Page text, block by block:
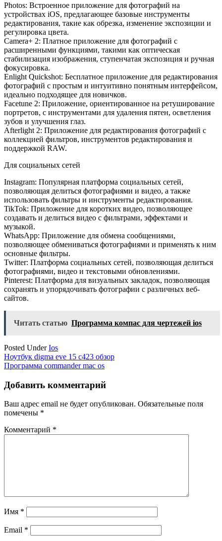
Photos: Встроенное приложение для фотографий на
устройствах iOS, предлагающее базовые инструменты
редактирования, такие как обрезка, изменение экспозиции и
регулировка цвета.
Camera+ 2: Платное приложение для фотографий с
расширенными функциями, такими как оптическая
стабилизация изображения, ступенчатая экспозиция и ручная
фокусировка.
Enlight Quickshot: Бесплатное приложение для редактирования
фотографий с простым и интуитивно понятным интерфейсом,
идеально подходящее для новичков.
Facetune 2: Приложение, ориентированное на ретуширование
портретов, с инструментами для удаления пятен, осветления
зубов и улучшения глаз.
Afterlight 2: Приложение для редактирования фотографий с
коллекцией фильтров, инструментов редактирования и
поддержкой RAW.
Для социальных сетей
Instagram: Популярная платформа социальных сетей,
позволяющая делиться фотографиями и видео, а также
использовать фильтры и инструменты редактирования.
TikTok: Приложение для коротких видео, позволяющее
создавать и делиться видео с фильтрами, эффектами и
музыкой.
WhatsApp: Приложение для обмена сообщениями,
позволяющее обмениваться фотографиями и применять к ним
основные фильтры.
Twitter: Платформа социальных сетей, позволяющая делиться
фотографиями, видео и текстовыми обновлениями.
Pinterest: Платформа для визуальных закладок, позволяющая
сохранять и упорядочивать фотографии с различных веб-
сайтов.
Читать статью Программа компас для чертежей ios
Posted UnderIos
Навигация
по
записям
Ноутбук digma eve 15 c423 обзор
Программа commander mac os
Добавить комментарий
Ваш адрес email не будет опубликован. Обязательные поля
помечены *
Комментарий *
Имя *
Email *